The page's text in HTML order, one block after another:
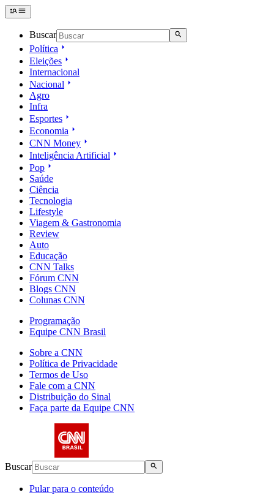
Buscar
Política
Eleições
Internacional
Nacional
Agro
Infra
Esportes
Economia
CNN Money
Inteligência Artificial
Pop
Saúde
Ciência
Tecnologia
Lifestyle
Viagem & Gastronomia
Review
Auto
Educação
CNN Talks
Fórum CNN
Blogs CNN
Colunas CNN
Programação
Equipe CNN Brasil
Sobre a CNN
Política de Privacidade
Termos de Uso
Fale com a CNN
Distribuição do Sinal
Faça parte da Equipe CNN
Buscar
Pular para o conteúdo